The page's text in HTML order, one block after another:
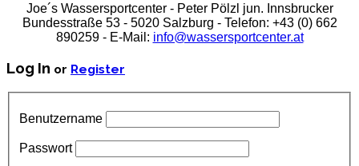
Joe´s Wassersportcenter - Peter Pölzl jun. Innsbrucker
Bundesstraße 53 - 5020 Salzburg - Telefon: +43 (0) 662
890259 - E-Mail: info@wassersportcenter.at
Log In or Register
Benutzername
Passwort